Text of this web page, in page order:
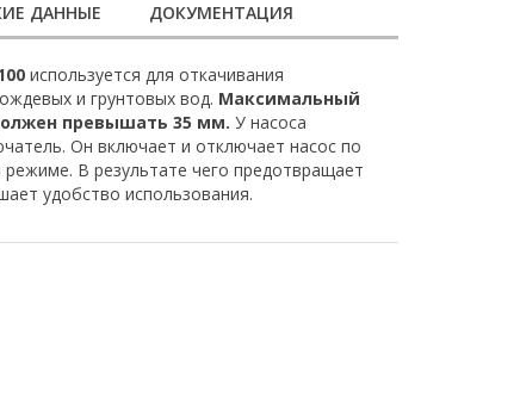
ДАННЫЕ ДОКУМЕНТАЦИЯ
используется для откачивания
и грунтовых вод. Максимальный
превышать 35 мм. У насоса
Он включает и отключает насос по
В результате чего предотвращает
удобство использования.